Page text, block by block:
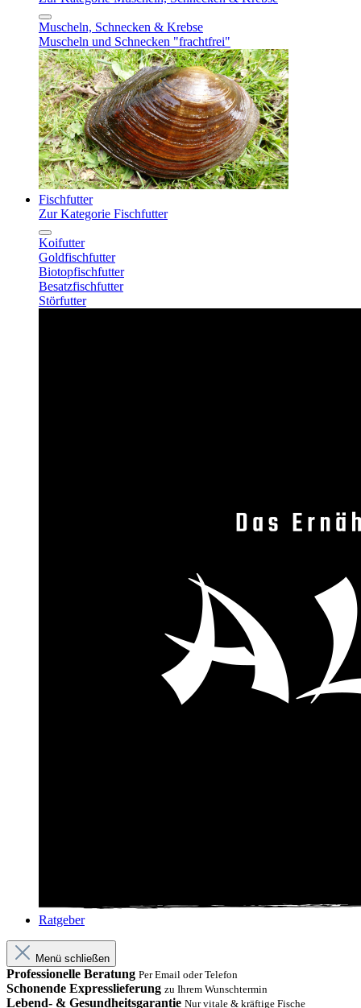
Muscheln, Schnecken & Krebse
Muscheln und Schnecken "frachtfrei"
Fischfutter
Zur Kategorie Fischfutter
Koifutter
Goldfischfutter
Biotopfischfutter
Besatzfischfutter
Störfutter
Ratgeber
Menü schließen
Professionelle Beratung Per Email oder Telefon
Schonende Expresslieferung zu Ihrem Wunschtermin
Lebend- & Gesundheitsgarantie Nur vitale & kräftige Fische